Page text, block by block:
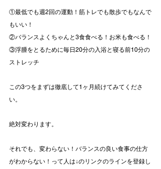
①最低でも週2回の運動！筋トレでも散歩でもなんで
もいい！
②バランスよくちゃんと3食食べる！お米も食べる！
③浮腫をとるために毎日20分の入浴と寝る前10分の
ストレッチ
この3つをまずは徹底して1ヶ月続けてみてくださ
い。
絶対変わります。
それでも、変わらない！バランスの良い食事の仕方
がわからない！って人は↓のリンクのラインを登録し